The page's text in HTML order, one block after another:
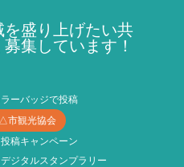
を盛り上げたい共
集しています！
ーバッジで投稿
観光協会
稿キャンペーン
ジタルスタンプラリー